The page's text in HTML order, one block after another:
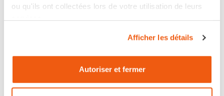
ou qu'ils ont collectées lors de votre utilisation de leurs
Afficher les détails
Autoriser et fermer